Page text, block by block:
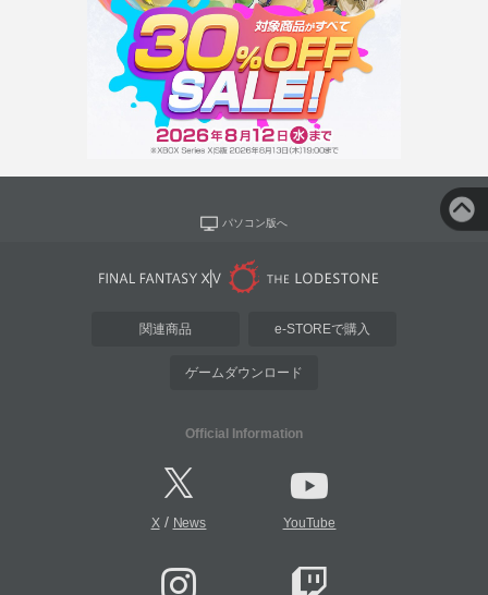
パソコン版へ
関連商品 e-STOREで購入
ゲームダウンロード
Official Information
X/ News YouTube